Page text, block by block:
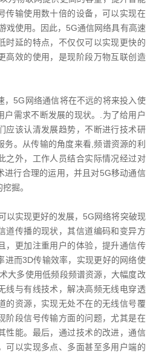
传输使用数十倍的设备，可以实现在
戏使用。因此，5G通信网络具有高速
时延的特点，不仅仅可以实现更快的
高效的使用，是现阶段万物互联创造
，5G网络通信将在不远的将来投入使
户需求不断发展的现状。.为了给用户
应该认清发展趋势，不断进行技术研
务。从传输的角度来看,频谱资源的利
之外，工作人员结合实际情况经过对
进行合理的运用，并且对5G移动通信
掘。
以实现更好的发展，5G网络将突破现
道传播的现状，其信道编码和变异方
，更加注重用户的体验，提升通信传
进而3D传输效率，实现更好的网络使
大多使用低频段频谱资源，大幅度改
线与有线技术，解决高频无线电穿透
的资源，实现无处不在的无线信号覆
阶段信号传输方面的问题，尤其是在
性能。最后，通过技术的改进，通信
可以实现多点、多面甚至多用户端的